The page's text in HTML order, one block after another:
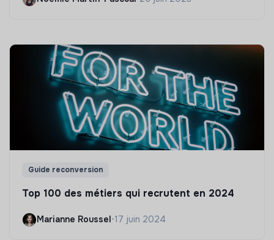
Guide reconversion
Top 100 des métiers qui recrutent en 2024
Marianne Roussel•17 juin 2024